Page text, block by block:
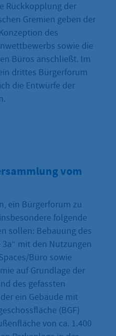
Rückkopplung der
Gremien geben der
des
sowie die
Büros anschließt. Im
drittes Bürgerforum
die Entwürfe der
vom
ein Bürgerforum zu
folgende
sollen: Bebauung des
mit den Nutzungen
Büro sowie
auf Grundlage der
des gefassten
ein Gebäude mit
(BGF)
von ca. 1.400